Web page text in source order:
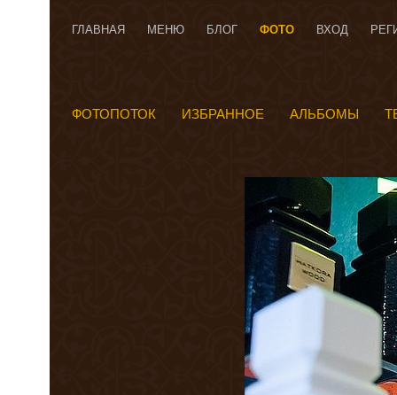
ГЛАВНАЯ МЕНЮ БЛОГ ФОТО ВХОД
ФОТОПОТОК ИЗБРАННОЕ АЛЬБОМЫ